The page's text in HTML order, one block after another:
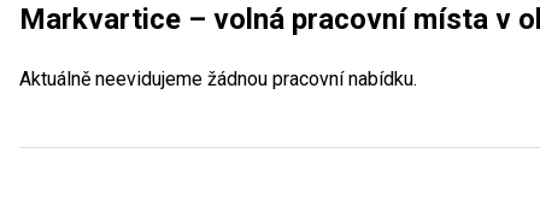
Markvartice – volná pracovní místa v
Aktuálně neevidujeme žádnou pracovní nabídku.